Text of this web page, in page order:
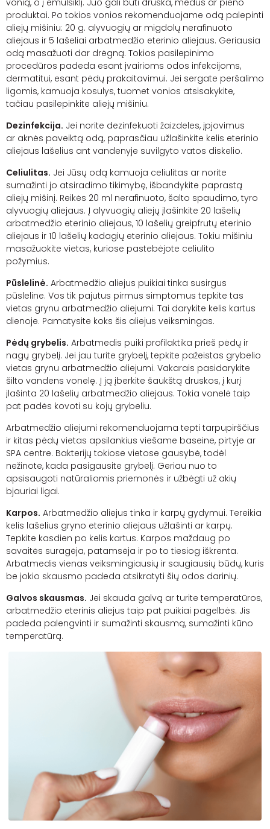
vonią, o į emulsiklį. Juo gali būti druska, medus ar pieno
produktai. Po tokios vonios rekomenduojame odą palepinti
aliejų mišiniu: 20 g. alyvuogių ar migdolų nerafinuoto
aliejaus ir 5 lašeliai arbatmedžio eterinio aliejaus. Geriausia
odą masažuoti dar drėgną. Tokios pasilepinimo
procedūros padeda esant įvairioms odos infekcijoms,
dermatitui, esant pėdų prakaitavimui. Jei sergate peršalimo
ligomis, kamuoja kosulys, tuomet vonios atsisakykite,
tačiau pasilepinkite aliejų mišiniu.
Dezinfekcija. Jei norite dezinfekuoti žaizdeles, įpjovimus
ar aknės paveiktą odą, paprasčiau užlašinkite kelis eterinio
aliejaus lašelius ant vandenyje suvilgyto vatos diskelio.
Celiulitas. Jei Jūsų odą kamuoja celiulitas ar norite
sumažinti jo atsiradimo tikimybę, išbandykite paprastą
aliejų mišinį. Reikės 20 ml nerafinuoto, šalto spaudimo, tyro
alyvuogių aliejaus. Į alyvuogių aliejų įlašinkite 20 lašelių
arbatmedžio eterinio aliejaus, 10 lašelių greipfrutų eterinio
aliejaus ir 10 lašelių kadagių eterinio aliejaus. Tokiu mišiniu
masažuokite vietas, kuriose pastebėjote celiulito
požymius.
Pūslelinė. Arbatmedžio aliejus puikiai tinka susirgus
pūsleline. Vos tik pajutus pirmus simptomus tepkite tas
vietas grynu arbatmedžio aliejumi. Tai darykite kelis kartus
dienoje. Pamatysite koks šis aliejus veiksmingas.
Pėdų grybelis. Arbatmedis puiki profilaktika prieš pėdų ir
nagų grybelį. Jei jau turite grybelį, tepkite pažeistas grybelio
vietas grynu arbatmedžio aliejumi. Vakarais pasidarykite
šilto vandens vonelę. Į ją įberkite šaukštą druskos, į kurį
įlašinta 20 lašelių arbatmedžio aliejaus. Tokia vonelė taip
pat padės kovoti su kojų grybeliu.
Arbatmedžio aliejumi rekomenduojama tepti tarpupirščius
ir kitas pėdų vietas apsilankius viešame baseine, pirtyje ar
SPA centre. Bakterijų tokiose vietose gausybė, todėl
nežinote, kada pasigausite grybelį. Geriau nuo to
apsisaugoti natūraliomis priemonės ir užbėgti už akių
bjauriai ligai.
Karpos. Arbatmedžio aliejus tinka ir karpų gydymui. Tereikia
kelis lašelius gryno eterinio aliejaus užlašinti ar karpų.
Tepkite kasdien po kelis kartus. Karpos maždaug po
savaitės suragėja, patamsėja ir po to tiesiog iškrenta.
Arbatmedis vienas veiksmingiausių ir saugiausių būdų, kuris
be jokio skausmo padeda atsikratyti šių odos darinių.
Galvos skausmas. Jei skauda galvą ar turite temperatūros,
arbatmedžio eterinis aliejus taip pat puikiai pagelbės. Jis
padeda palengvinti ir sumažinti skausmą, sumažinti kūno
temperatūrą.